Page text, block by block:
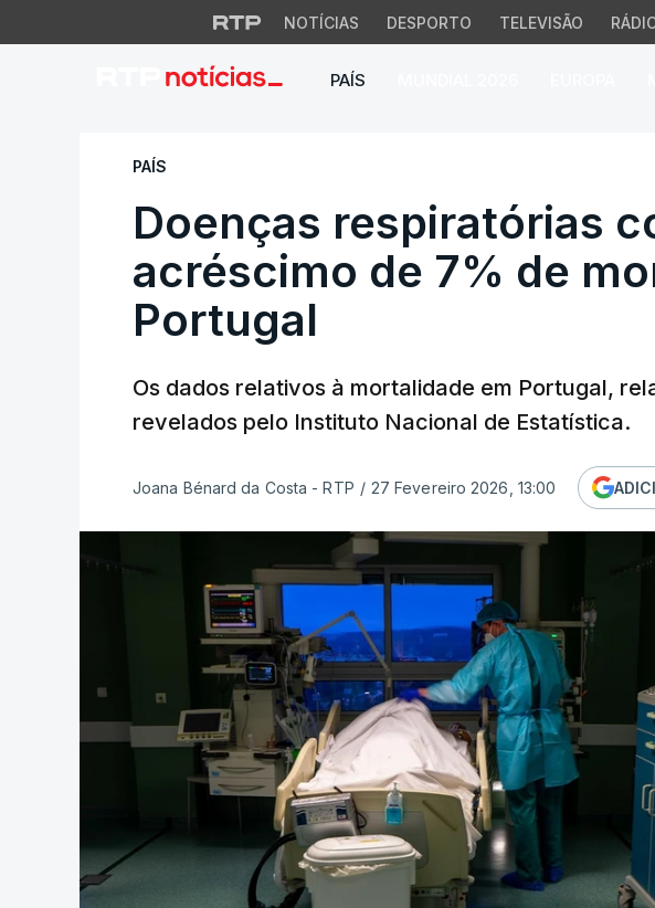
NOTÍCIAS DESPORTO TELEVISÃO
PAÍS
Doenças respiratórias
PAÍS
Doenças respiratórias
acréscimo de 7% de
Portugal
Os dados relativos à mortalidade em Portugal,
revelados pelo Instituto Nacional de Estatística.
Joana Bénard da Costa - RTP / 27 Fevereiro 2026, 13:00